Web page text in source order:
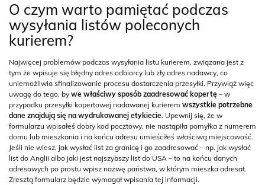
O czym warto pamiętać podczas
wysyłania listów poleconych
kurierem?
Najwięcej problemów podczas wysyłania listu kurierem, związana jest z
tym że wpisuje się błędny adres odbiorcy lub zły adres nadawcy, co
uniemożliwia sfinalizowanie procesu dostarczenia przesyłki. Przywiąż więc
uwagę do tego, by we właściwy sposób zaadresować kopertę – w
przypadku przesyłki kopertowej nadawanej kurierem wszystkie potrzebne
dane znajdują się na wydrukowanej etykiecie. Upewnij się, że w
formularzu wpisałeś dobry kod pocztowy, nie nastąpiła pomyłka z numerem
domu lub mieszkania i na końcu adresu umieściłeś właściwą miejscowość.
Jeśli nie wiesz, jak wysłać list za granicę i go zaadresować – np. jak wysłać
list do Anglii albo jaki jest najszybszy list do USA – to na końcu danych
adresowych po prostu wpisz nazwę państwa, w którym mieszka adresat.
Zresztą formularz będzie wymagał wpisania tej informacji.